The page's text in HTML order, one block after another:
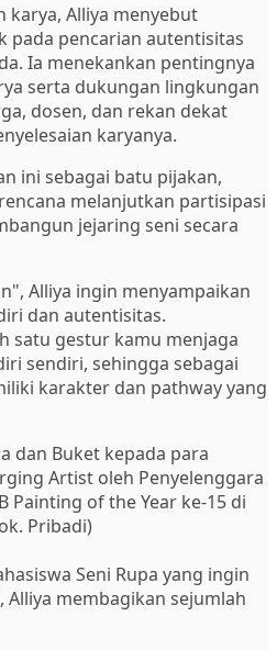
karya, Alliya menyebut
pada pencarian autentisitas
Ia menekankan pentingnya
serta dukungan lingkungan
dosen, dan rekan dekat
karyanya.
ini sebagai batu pijakan,
melanjutkan partisipasi
jejaring seni secara
Alliya ingin menyampaikan
dan autentisitas.
satu gestur kamu menjaga
sendiri, sehingga sebagai
karakter dan pathway yang
dan Buket kepada para
Artist oleh Penyelenggara
Painting of the Year ke-15 di
Pribadi)
Seni Rupa yang ingin
membagikan sejumlah